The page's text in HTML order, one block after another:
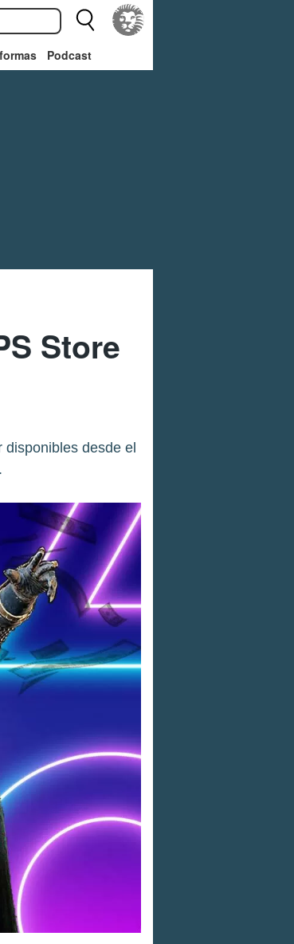
Podcast
Store
disponibles desde el